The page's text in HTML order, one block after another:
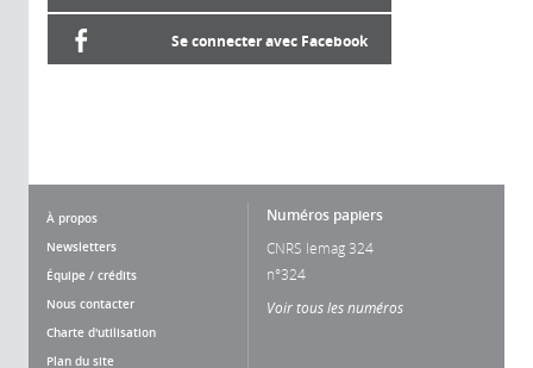
Se connecter avec Facebook
À propos
Newsletters
Équipe / crédits
Nous contacter
Charte d'utilisation
Plan du site
Numéros papiers
CNRS lemag 324
n°324
Voir tous les numéros